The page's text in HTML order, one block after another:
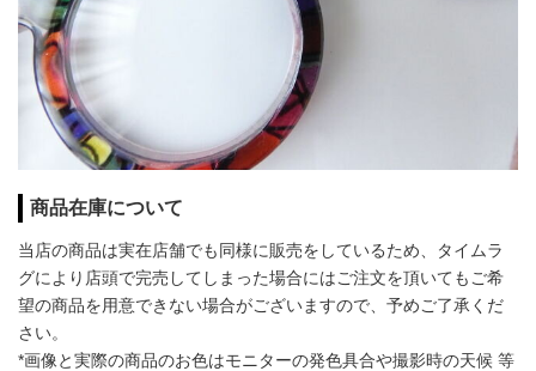
商品在庫について
当店の商品は実在店舗でも同様に販売をしているため、タイムラ
グにより店頭で完売してしまった場合にはご注文を頂いてもご希
望の商品を用意できない場合がございますので、予めご了承くだ
さい。
*画像と実際の商品のお色はモニターの発色具合や撮影時の天候 等